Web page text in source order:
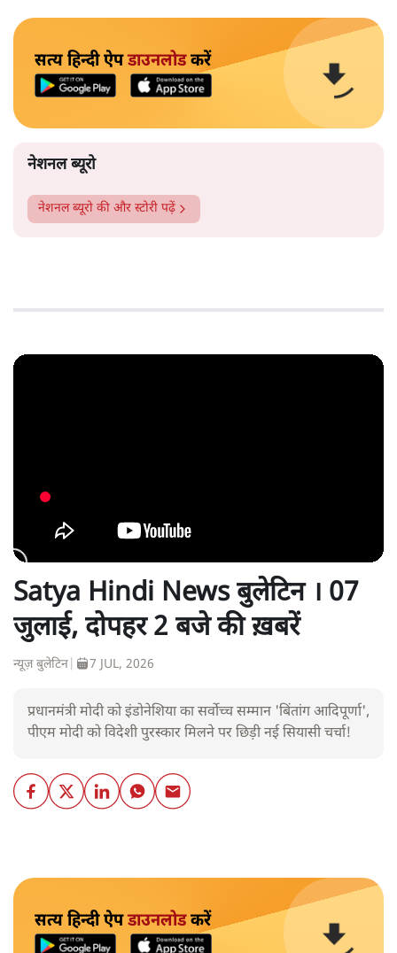
सत्य हिन्दी ऐपडाउनलोडकरें
नेशनल ब्यूरो
नेशनल ब्यूरो की और स्टोरी पढ़ें
Satya Hindi News बुलेटिन । 07
जुलाई, दोपहर 2 बजे की ख़बरें
न्यूज़ बुलेटिन 7 JUL, 2026
प्रधानमंत्री मोदी को इंडोनेशिया का सर्वोच्च सम्मान 'बिंतांग आदिपूर्णा',
पीएम मोदी को विदेशी पुरस्कार मिलने पर छिड़ी नई सियासी चर्चा!
सत्य हिन्दी ऐपडाउनलोडकरें